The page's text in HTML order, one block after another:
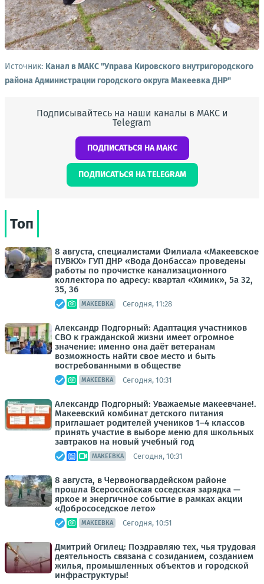
Источник: Канал в МАКС "Управа Кировского внутригородского
района Администрации городского округа Макеевка ДНР"
Подписывайтесь на наши каналы в МАКС и
Telegram
ПОДПИСАТЬСЯ НА МАКС
ПОДПИСАТЬСЯ НА TELEGRAM
Топ
8 августа, специалистами Филиала «Макеевское
ПУВКХ» ГУП ДНР «Вода Донбасса» проведены
работы по прочистке канализационного
коллектора по адресу: квартал «Химик», 5а 32,
35, 36
МАКЕЕВКА Сегодня, 11:28
Александр Подгорный: Адаптация участников
СВО к гражданской жизни имеет огромное
значение: именно она даёт ветеранам
возможность найти свое место и быть
востребованными в обществе
МАКЕЕВКА Сегодня, 10:31
Александр Подгорный: Уважаемые макеевчане!.
Макеевский комбинат детского питания
приглашает родителей учеников 1–4 классов
принять участие в выборе меню для школьных
завтраков на новый учебный год
МАКЕЕВКА Сегодня, 10:31
8 августа, в Червоногвардейском районе
прошла Всероссийская соседская зарядка —
яркое и энергичное событие в рамках акции
«Добрососедское лето»
МАКЕЕВКА Сегодня, 10:51
Дмитрий Огилец: Поздравляю тех, чья трудовая
деятельность связана с созиданием, созданием
жилья, промышленных объектов и городской
инфраструктуры!